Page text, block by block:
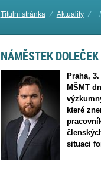
Titulní stránka ⁄ Aktuality ⁄
NÁMĚSTEK
Praha,
MŠMT
které
situaci